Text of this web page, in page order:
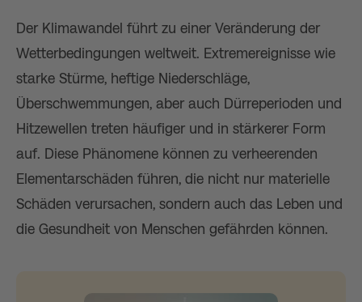
Der Klimawandel führt zu einer Veränderung der
Wetterbedingungen weltweit. Extremereignisse wie
starke Stürme, heftige Niederschläge,
Überschwemmungen, aber auch Dürreperioden und
Hitzewellen treten häufiger und in stärkerer Form
auf. Diese Phänomene können zu verheerenden
Elementarschäden führen, die nicht nur materielle
Schäden verursachen, sondern auch das Leben und
die Gesundheit von Menschen gefährden können.